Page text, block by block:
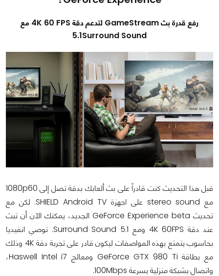
رفع قدرة بث GameStream لتدعم دقة 4K 60 FPS مع
5.1Surround Sound
قبل هذا التحديث كنت قادراً على بث ألعابك بدقة تصل إلى 1080p60
مع stereo sound على اجهزة SHIELD Android TV. لكن مع
تحديث GeForce Experience beta الجديد، يمكنك الآن أن تبث
عند دقة 4K 60FPS ومع 5.1 Surround Sound. توصي انفيديا
بحاسوب يتمتع بهذه المواصفات ليكون قادر على تجربة دقة 4K وذلك
مع بطاقة GeForce GTX 980 Ti ومعالج Haswell Intel i7،
واتصال بشبكة منزلية بسرعة 100Mbps.